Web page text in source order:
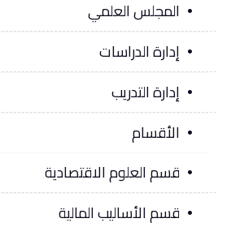
المجلس العلمي
إدارة الدراسات
إدارة التدريب
الأقسام
قسم العلوم الاقتصادية
قسم الأساليب المالية